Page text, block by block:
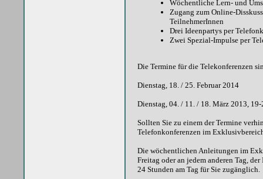
Wöchentliche Lern- und
Zugang zum Online-
TeilnehmerInnen
Drei Ideenpartys per
Zwei Spezial-Impulse per
Die Termine für die Telekonferenzen
Dienstag, 18. / 25. Februar 2014
Dienstag, 04. / 11. / 18. März 2013,
Sollten Sie zu einem der Termine
Telefonkonferenzen im
Die wöchentlichen Anleitungen im
Freitag oder an jedem anderen Tag,
24 Stunden am Tag für Sie zugänglich.